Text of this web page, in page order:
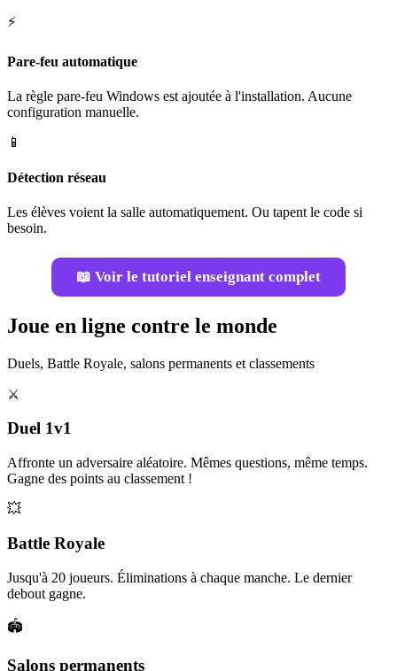
⚡
Pare-feu automatique
La règle pare-feu Windows est ajoutée à l'installation. Aucune
configuration manuelle.
📱
Détection réseau
Les élèves voient la salle automatiquement. Ou tapent le code si
besoin.
📖 Voir le tutoriel enseignant complet
Joue en ligne contre le monde
Duels, Battle Royale, salons permanents et classements
⚔️
Duel 1v1
Affronte un adversaire aléatoire. Mêmes questions, même temps.
Gagne des points au classement !
💥
Battle Royale
Jusqu'à 20 joueurs. Éliminations à chaque manche. Le dernier
debout gagne.
🏟️
Salons permanents